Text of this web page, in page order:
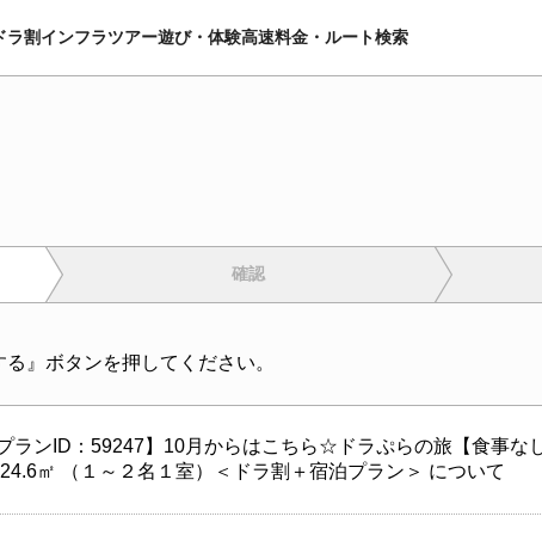
ラ割インフラツアー遊び・体験高速料金・ルート検索
確認
』ボタンを押してください。
ランID：59247】10月からはこちら☆ドラぷらの旅【食事な
㎡ （１～２名１室）＜ドラ割＋宿泊プラン＞ について